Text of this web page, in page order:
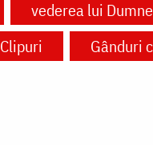
vederea lui
Clipuri Gânduri